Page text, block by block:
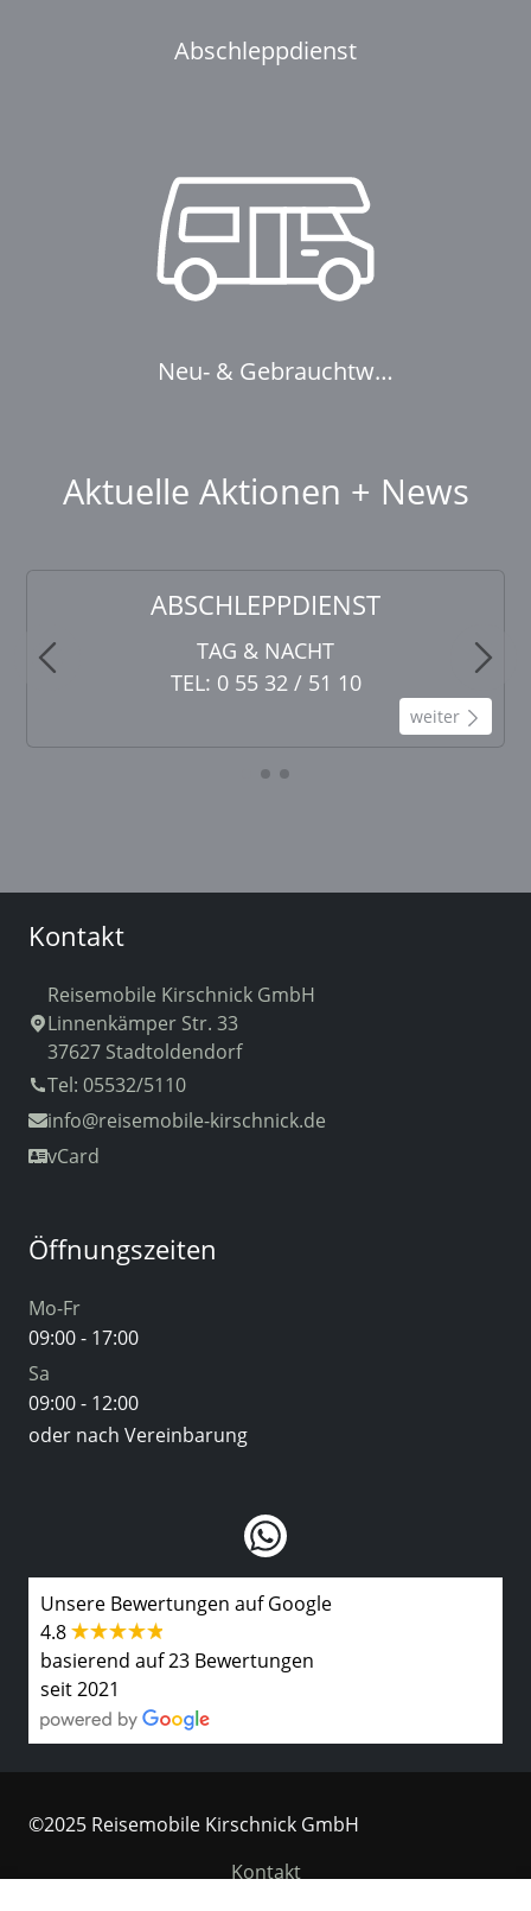
Abschleppdienst
Neu- & Gebrauchtw
Neu- & Gebrauchtw
Reisemobile
Aktuelle Aktionen + News
ABSCHLEPPDIENST
TAG & NACHT
TEL: 0 55 32 / 51 10
weiter
Kontakt
Reisemobile Kirschnick GmbH
Linnenkämper Str. 33
37627 Stadtoldendorf
Tel: 05532/5110
info@reisemobile-kirschnick.de
vCard
Öffnungszeiten
Mo-Fr
09:00 - 17:00
Sa
09:00 - 12:00
oder nach Vereinbarung
Unsere Bewertungen auf Google
4.8
basierend auf 23 Bewertungen
seit 2021
©2025 Reisemobile Kirschnick GmbH
Kontakt